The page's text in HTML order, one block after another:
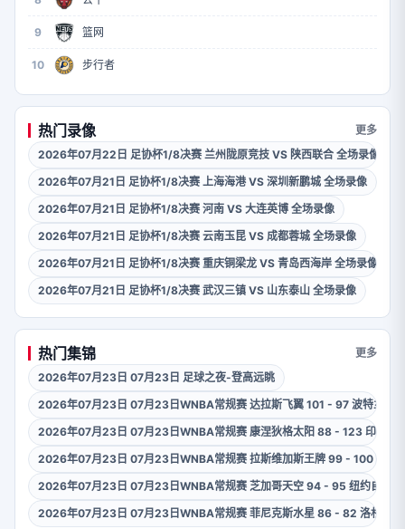
9 篮网
10 步行者
热门录像
更多
2026年07月22日 足协杯1/8决赛 兰州陇原竞技 VS 陕西联合 全场录像
2026年07月21日 足协杯1/8决赛 上海海港 VS 深圳新鹏城 全场录像
2026年07月21日 足协杯1/8决赛 河南 VS 大连英博 全场录像
2026年07月21日 足协杯1/8决赛 云南玉昆 VS 成都蓉城 全场录像
2026年07月21日 足协杯1/8决赛 重庆铜梁龙 VS 青岛西海岸 全场录像
2026年07月21日 足协杯1/8决赛 武汉三镇 VS 山东泰山 全场录像
热门集锦
更多
2026年07月23日 07月23日 足球之夜-登高远眺
2026年07月23日 07月23日WNBA常规赛 达拉斯飞翼 101 - 97 波特兰火
2026年07月23日 07月23日WNBA常规赛 康涅狄格太阳 88 - 123 印第安
2026年07月23日 07月23日WNBA常规赛 拉斯维加斯王牌 99 - 100 华盛
2026年07月23日 07月23日WNBA常规赛 芝加哥天空 94 - 95 纽约自由人
2026年07月23日 07月23日WNBA常规赛 菲尼克斯水星 86 - 82 洛杉矶火